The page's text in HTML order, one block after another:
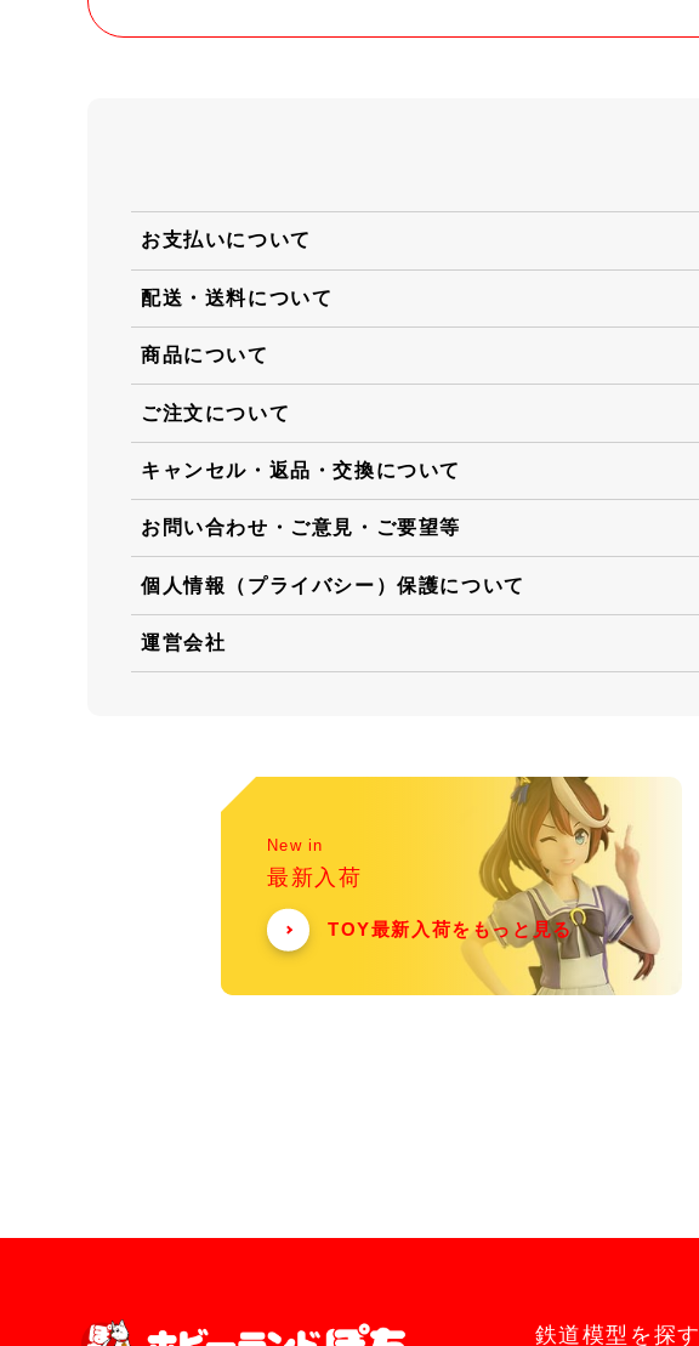
お支払いについて
配送・送料について
商品について
ご注文について
キャンセル・返品・交換について
お問い合わせ・ご意見・ご要望等
個人情報（プライバシー）保護について
運営会社
New in
最新入荷
TOY最新入荷をもっと見る
鉄道模型を探す